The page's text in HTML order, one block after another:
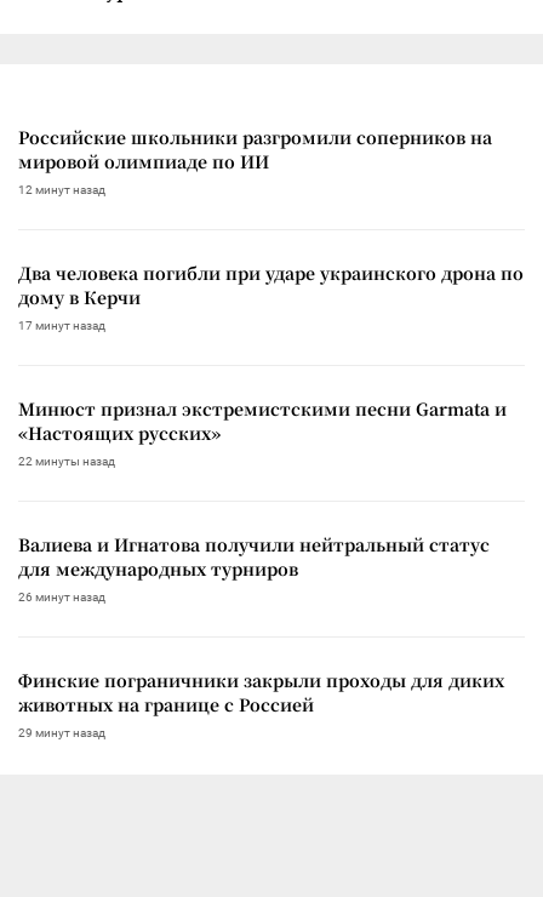
Российские школьники разгромили соперников на
мировой олимпиаде по ИИ
12 минут назад
Два человека погибли при ударе украинского дрона по
дому в Керчи
17 минут назад
Минюст признал экстремистскими песни Garmata и
«Настоящих русских»
22 минуты назад
Валиева и Игнатова получили нейтральный статус
для международных турниров
26 минут назад
Финские пограничники закрыли проходы для диких
животных на границе с Россией
29 минут назад